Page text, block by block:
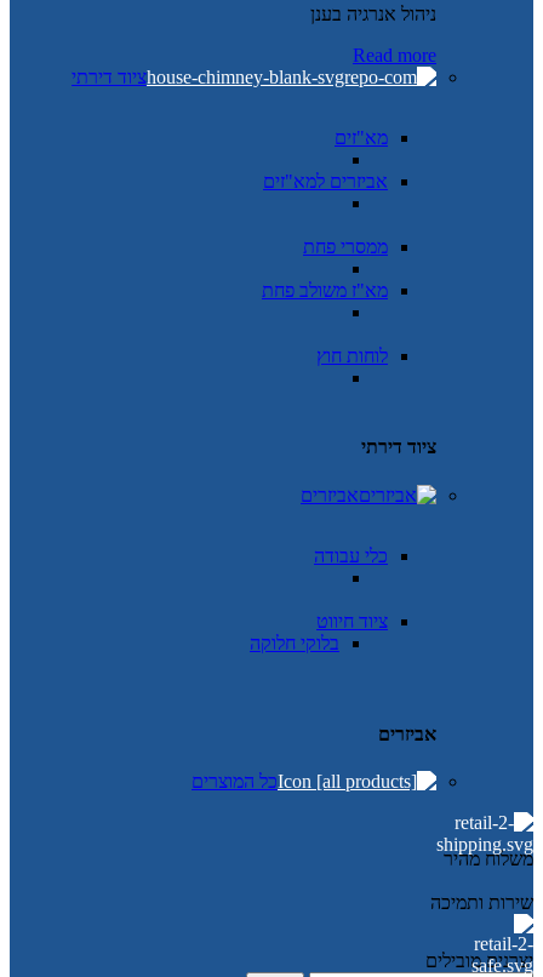
ניהול אנרגיה בענן
Read more
ציוד דירתי
מא"זים
אביזרים למא"זים
ממסרי פחת
מא"ז משולב פחת
לוחות חוץ
ציוד דירתי
אביזרים
כלי עבודה
ציוד חיווט
בלוקי חלוקה
אביזרים
כל המוצרים
משלוח מהיר
שירות ותמיכה
יצרנים מובילים